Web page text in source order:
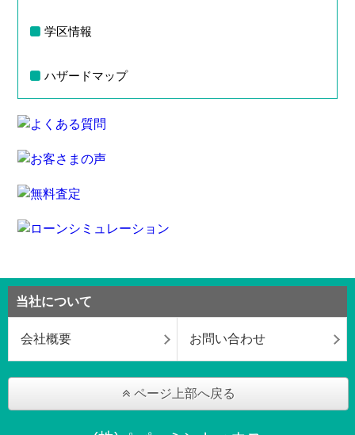
学区情報
ハザードマップ
当社について
会社概要 お問い合わせ
ページ上部へ戻る